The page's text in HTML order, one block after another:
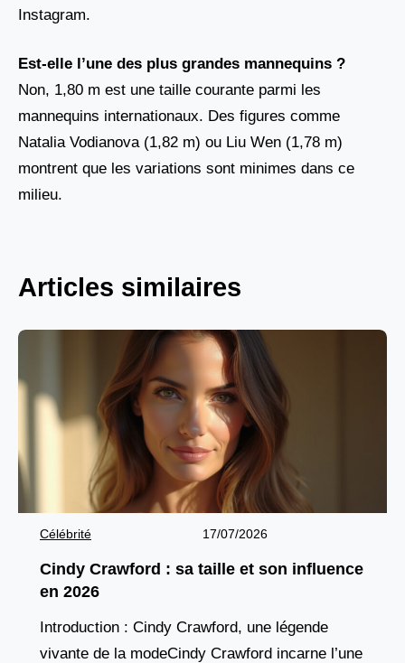
Instagram.
Est-elle l’une des plus grandes mannequins ?
Non, 1,80 m est une taille courante parmi les
mannequins internationaux. Des figures comme
Natalia Vodianova (1,82 m) ou Liu Wen (1,78 m)
montrent que les variations sont minimes dans ce
milieu.
Articles similaires
Célébrité 17/07/2026
Cindy Crawford : sa taille et son influence
en 2026
Introduction : Cindy Crawford, une légende
vivante de la modeCindy Crawford incarne l’une